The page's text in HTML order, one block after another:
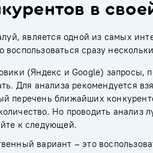
в
является одной из самых
сразу
(Яндекс и Google) запросы,
Для анализа рекомендуется
перечень ближайших
Но проводить анализ
к следующей.
вариант – это